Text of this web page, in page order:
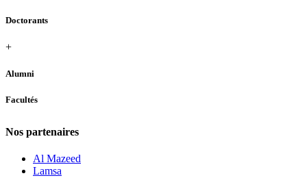
Doctorants
+
Alumni
Facultés
Nos partenaires
Al Mazeed
Lamsa